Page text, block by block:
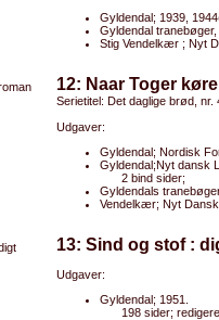
Gyldendal; 1939,
Gyldendal tranebøger,
Stig Vendelkær ; Nyt
12: Naar Toger
Serietitel: Det daglige brød, nr.
Udgaver:
Gyldendal; Nordisk
Gyldendal;Nyt dansk
2 bind sider;
Gyldendals
Vendelkær; Nyt
13: Sind og stof :
Udgaver:
Gyldendal; 1951.
198 sider;